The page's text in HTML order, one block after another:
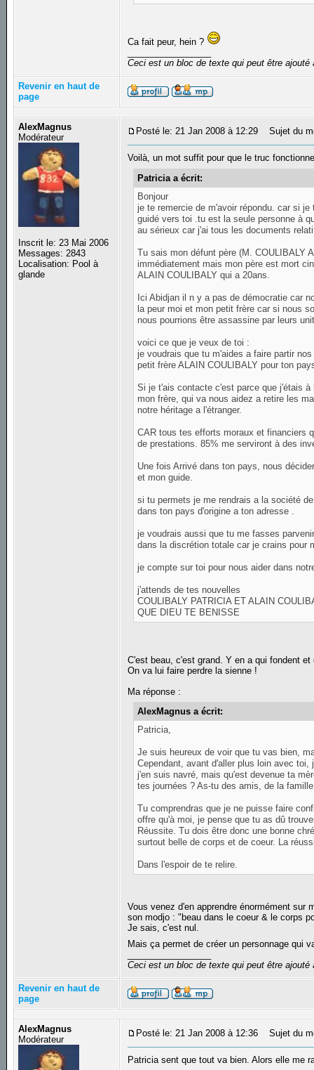
Ca fait peur, hein ?
Ceci est un bloc de texte qui peut être
Revenir en haut de
page
AlexMagnus
Modérateur
Inscrit le: 23 Mai 2006
Messages: 2843
Localisation: Pool à
glande
Posté le: 21 Jan 2008 à 12:29 Sujet du
Voilà, un mot suffit pour que le truc
Patricia a écrit:
Bonjour
je te remercie de m'avoir répondu. car si
guidé vers toi .tu est la seule personne à
au sérieux car j'ai tous les documents
Tu sais mon défunt père (M. COULIBALY
immédiatement mais mon père est mort
ALAIN COULIBALY qui a 20ans.
Ici Abidjan il n y a pas de démocratie car
la peur moi et mon petit frère car si nous
nous pourrions être assassine par leurs
voici ce que je veux de toi :
je voudrais que tu m'aides a faire partir
petit frère ALAIN COULIBALY pour ton
Si je t'ais contacte c'est parce que j'étais
mon frère, qui va nous aidez a retire les
notre héritage a l'étranger.
CAR tous tes efforts moraux et financiers
de prestations. 85% me serviront à des
Une fois Arrivé dans ton pays, nous
et mon guide.
si tu permets je me rendrais a la société
dans ton pays d'origine a ton adresse .
je voudrais aussi que tu me fasses
dans la discrétion totale car je crains pour
je compte sur toi pour nous aider dans
j'attends de tes nouvelles
COULIBALY PATRICIA ET ALAIN
QUE DIEU TE BENISSE
C'est beau, c'est grand. Y en a qui fondent
On va lui faire perdre la sienne !
Ma réponse :
AlexMagnus a écrit:
Patricia,
Je suis heureux de voir que tu vas bien,
Cependant, avant d'aller plus loin avec
j'en suis navré, mais qu'est devenue ta
tes journées ? As-tu des amis, de la
Tu comprendras que je ne puisse faire
offre qu'à moi, je pense que tu as dû
Réussite. Tu dois être donc une bonne
surtout belle de corps et de coeur. La
Dans l'espoir de te relire.
Vous venez d'en apprendre énormément
son modjo : "beau dans le coeur & le corps
Je sais, c'est nul.
Mais ça permet de créer un personnage qui
Ceci est un bloc de texte qui peut être
Revenir en haut de
page
AlexMagnus
Modérateur
Posté le: 21 Jan 2008 à 12:36 Sujet du
Patricia sent que tout va bien. Alors elle me